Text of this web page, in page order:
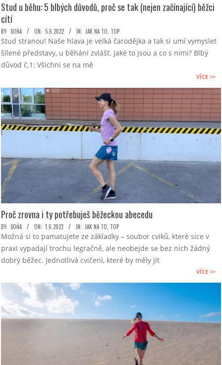
Stud u běhu: 5 blbých důvodů, proč se tak (nejen začínající) běžci
cítí
2022-
06-
05
BY: SOŇA ON: 5.6.2022 IN: JAK NA TO, TOP
Stud stranou! Naše hlava je velká čarodějka a tak si umí vymyslet
šílené představy, u běhání zvlášť. Jaké to jsou a co s nimi? Blbý
důvod č.1: Všichni se na mě
VÍCE >>
Proč zrovna i ty potřebuješ běžeckou abecedu
2022-
06-
01
BY: SOŇA ON: 1.6.2022 IN: JAK NA TO TOP
Možná si to pamatujete ze základky – soubor cviků, které sice v
praxi vypadají trochu legračně, ale neobejde se bez nich žádný
dobrý běžec. Jednotlivá cvičení, které by měly jít
VÍCE >>